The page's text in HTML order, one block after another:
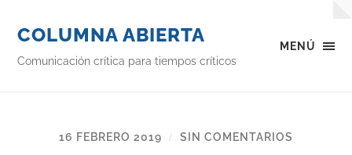
MENÚ
COLUMNA ABIERTA
Comunicación crítica para tiempos críticos
16 FEBRERO 2019 / SIN COMENTARIOS